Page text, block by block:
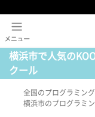
横浜市で人気の
クール
全国のプログラミン
横浜市のプログラミ